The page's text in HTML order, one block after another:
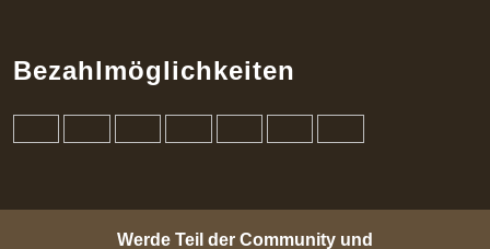
Bezahlmöglichkeiten
Werde Teil der Community und